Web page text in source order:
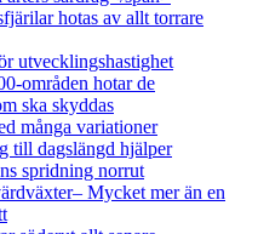
hotas av allt torrare
utvecklingshastighet
områden hotar de
ska skyddas
många variationer
till dagslängd hjälper
spridning norrut
Mycket mer än en